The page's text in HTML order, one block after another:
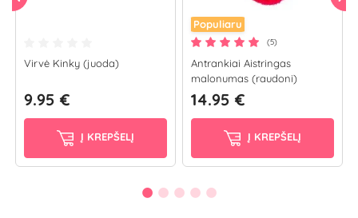
Virvė Kinky (juoda)
9.95 €
Į KREPŠELĮ
Populiaru
(5)
Antrankiai Aistringas
malonumas (raudoni)
14.95 €
Į KREPŠELĮ